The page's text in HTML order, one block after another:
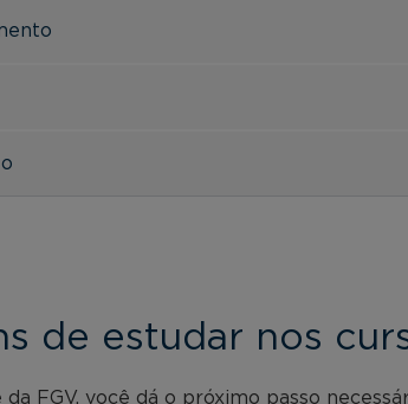
de estudar nos
da FGV, você dá o próximo passo